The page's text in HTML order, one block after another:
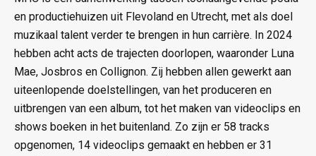
en productiehuizen uit Flevoland en Utrecht, met als doel
muzikaal talent verder te brengen in hun carrière. In 2024
hebben acht acts de trajecten doorlopen, waaronder Luna
Mae, Josbros en Collignon. Zij hebben allen gewerkt aan
uiteenlopende doelstellingen, van het produceren en
uitbrengen van een album, tot het maken van videoclips en
shows boeken in het buitenland. Zo zijn er 58 tracks
opgenomen, 14 videoclips gemaakt en hebben er 31